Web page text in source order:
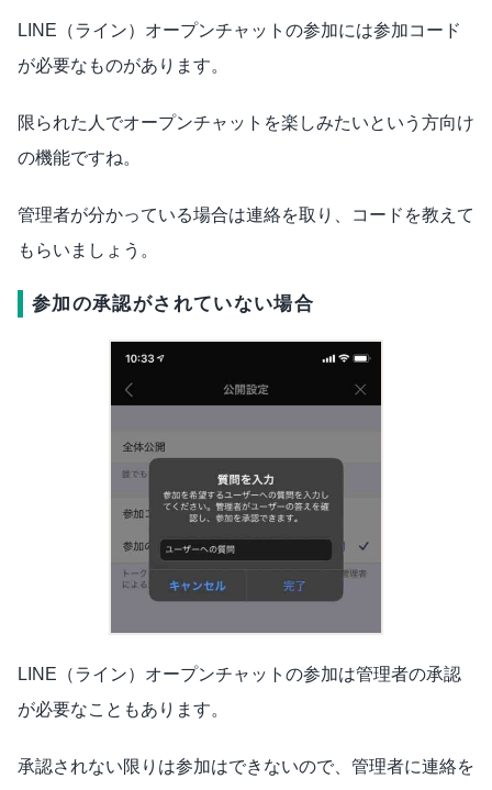
LINE（ライン）オープンチャットの参加には参加コード
が必要なものがあります。
限られた人でオープンチャットを楽しみたいという方向け
の機能ですね。
管理者が分かっている場合は連絡を取り、コードを教えて
もらいましょう。
参加の承認がされていない場合
LINE（ライン）オープンチャットの参加は管理者の承認
が必要なこともあります。
承認されない限りは参加はできないので、管理者に連絡を